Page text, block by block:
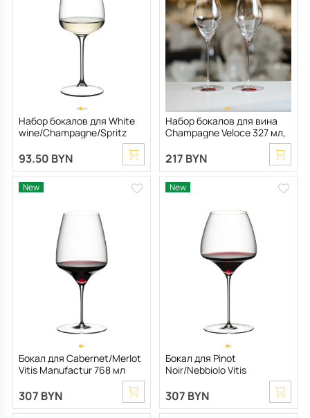
Набор бокалов для White
wine/Champagne/Spritz
Grape@Riedel 550 мл, 2 шт
93.50 BYN
Набор бокалов для вина
Champagne Veloce 327 мл,
217 BYN
New
Бокал для Cabernet/Merlot
Vitis Manufactur 768 мл
307 BYN
New
Бокал для Pinot
Noir/Nebbiolo Vitis
307 BYN